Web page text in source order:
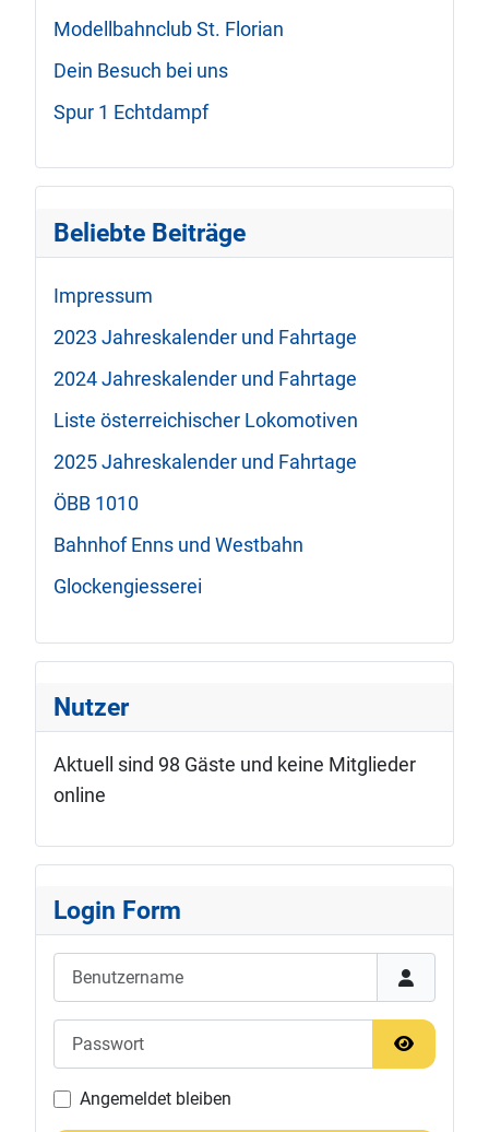
Modellbahnclub St. Florian
Dein Besuch bei uns
Spur 1 Echtdampf
Beliebte Beiträge
Impressum
2023 Jahreskalender und Fahrtage
2024 Jahreskalender und Fahrtage
Liste österreichischer Lokomotiven
2025 Jahreskalender und Fahrtage
ÖBB 1010
Bahnhof Enns und Westbahn
Glockengiesserei
Nutzer
Aktuell sind 98 Gäste und keine Mitglieder
online
Login Form
Passwort
Angemeldet bleiben